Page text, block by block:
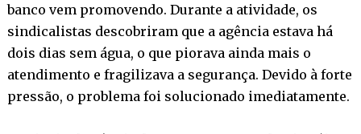
banco vem promovendo. Durante a atividade, os
sindicalistas descobriram que a agência estava há
dois dias sem água, o que piorava ainda mais o
atendimento e fragilizava a segurança. Devido à forte
pressão, o problema foi solucionado imediatamente.